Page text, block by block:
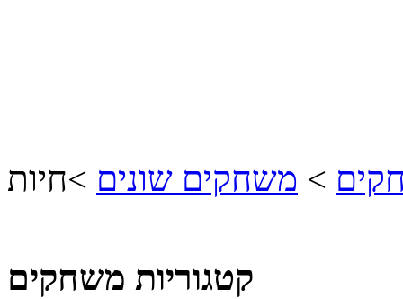
> משחקים שונים >חיות
קטגוריות משחקים